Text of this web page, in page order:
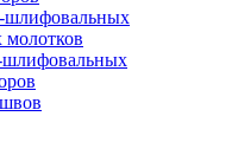
шлифовальных
шлифовальных